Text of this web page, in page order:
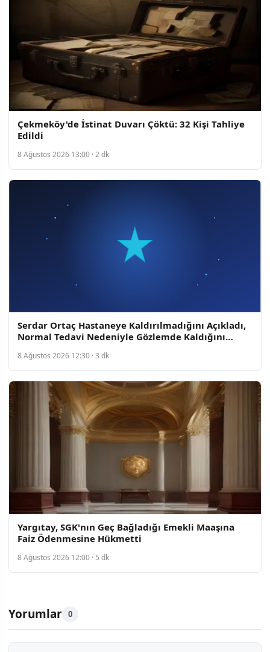
Çekmeköy'de İstinat Duvarı Çöktü: 32 Kişi Tahliye
Edildi
8 Ağustos 2026 13:00 · 2 dk
Serdar Ortaç Hastaneye Kaldırılmadığını Açıkladı,
Normal Tedavi Nedeniyle Gözlemde Kaldığını
8 Ağustos 2026 12:30 · 3 dk
Yargıtay, SGK'nın Geç Bağladığı Emekli Maaşına
Faiz Ödenmesine Hükmetti
8 Ağustos 2026 12:00 · 5 dk
Yorumlar 0